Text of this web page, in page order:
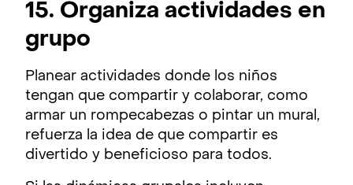
15. Organiza actividades en
grupo
Planear actividades donde los niños
tengan que compartir y colaborar, como
armar un rompecabezas o pintar un mural,
refuerza la idea de que compartir es
divertido y beneficioso para todos.